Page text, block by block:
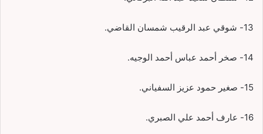
13- شوقي عبد الرقيب شمسان القاضي.
14- صخر أحمد عباس أحمد الوجيه.
15- صغير حمود عزيز السفياني.
16- عارف أحمد علي الصبري.